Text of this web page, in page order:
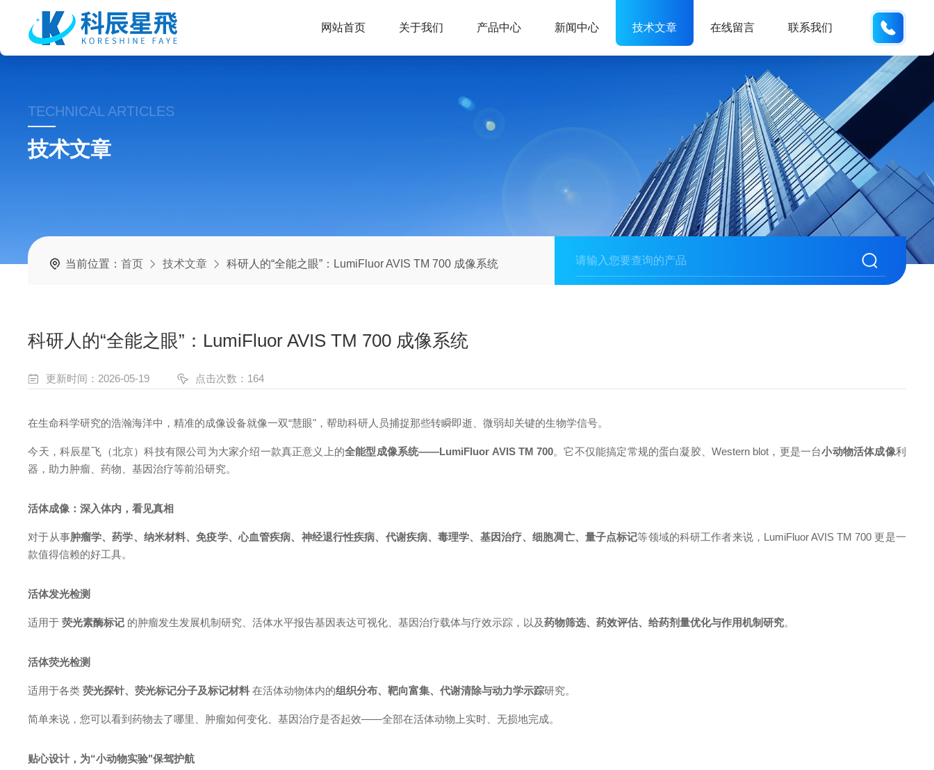
网站首页 关于我们 产品中心 新闻中心 技术文章 在线留言 联系我们
TECHNICAL ARTICLES
技术文章
当前位置：首页 技术文章 科研人的“全能之眼”：LumiFluor AVIS TM 700 成像系统
科研人的“全能之眼”：LumiFluor AVIS TM 700 成像系统
更新时间：2026-05-19 点击次数：164
在生命科学研究的浩瀚海洋中，精准的成像设备就像一双“慧眼"，帮助科研人员捕捉那些转瞬即逝、微弱却关键的生物学信号。
今天，科辰星飞（北京）科技有限公司为大家介绍一款真正意义上的全能型成像系统——LumiFluor AVIS TM 700。它不仅能搞定常规的蛋白凝胶、Western blot，更是一台小动物活体成像利
器，助力肿瘤、药物、基因治疗等前沿研究。
活体成像：深入体内，看见真相
对于从事肿瘤学、药学、纳米材料、免疫学、心血管疾病、神经退行性疾病、代谢疾病、毒理学、基因治疗、细胞凋亡、量子点标记等领域的科研工作者来说， LumiFluor AVIS TM 700 更是一
款值得信赖的好工具。
活体发光检测
适用于 荧光素酶标记 的肿瘤发生发展机制研究、活体水平报告基因表达可视化、基因治疗载体与疗效示踪，以及药物筛选、药效评估、给药剂量优化与作用机制研究。
活体荧光检测
适用于各类 荧光探针、荧光标记分子及标记材料 在活体动物体内的组织分布、靶向富集、代谢清除与动力学示踪研究。
简单来说，您可以看到药物去了哪里、肿瘤如何变化、基因治疗是否起效——全部在活体动物上实时、无损地完成。
贴心设计，为“小动物实验"保驾护航